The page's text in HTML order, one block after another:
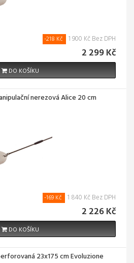
-218 Kč 1 900 Kč Bez DPH
2 299 Kč
DO KOŠÍKU
nerezová Alice 20 cm
-169 Kč 1 840 Kč Bez DPH
2 226 Kč
DO KOŠÍKU
23x175 cm Evoluzione